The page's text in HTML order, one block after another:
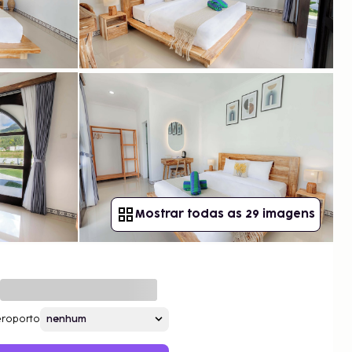
Mostrar todas as 29 imagens